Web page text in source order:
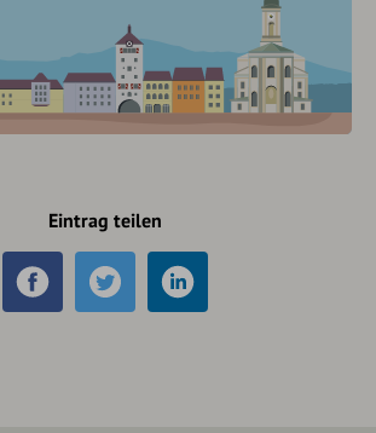
Eintrag teilen